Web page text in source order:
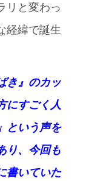
リと変わっ
経緯で誕生
き』のカッ
にすごく人
という声を
り、今回も
書いていた